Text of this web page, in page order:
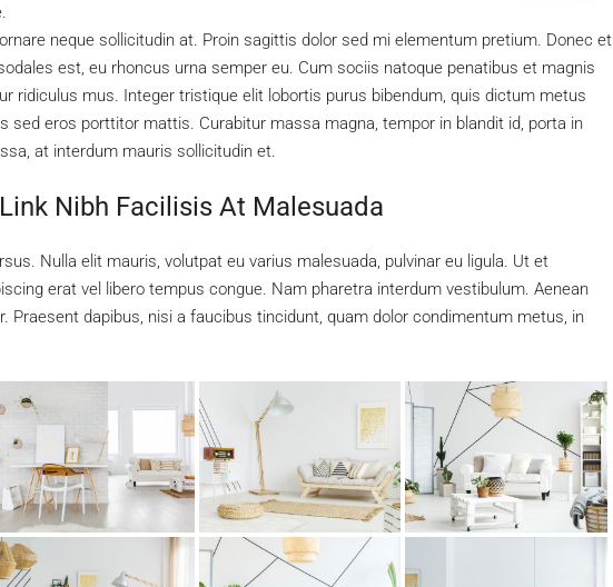
neque sollicitudin at. Proin sagittis dolor sed mi elementum pretium. Donec et
est, eu rhoncus urna semper eu. Cum sociis natoque penatibus et magnis
ridiculus mus. Integer tristique elit lobortis purus bibendum, quis dictum metus
sed eros porttitor mattis. Curabitur massa magna, tempor in blandit id, porta in
at interdum mauris sollicitudin et.
Nibh Facilisis At Malesuada
Nulla elit mauris, volutpat eu varius malesuada, pulvinar eu ligula. Ut et
erat vel libero tempus congue. Nam pharetra interdum vestibulum. Aenean
Praesent dapibus, nisi a faucibus tincidunt, quam dolor condimentum metus, in